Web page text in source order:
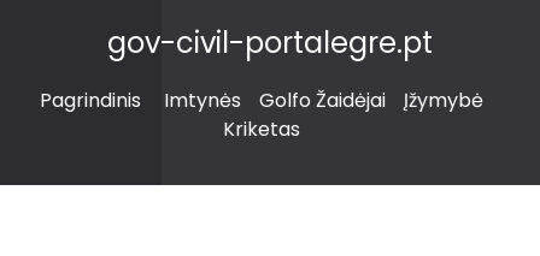
gov-civil-portalegre.pt
Pagrindinis Imtynės Golfo Žaidėjai
Įžymybė
Kriketas